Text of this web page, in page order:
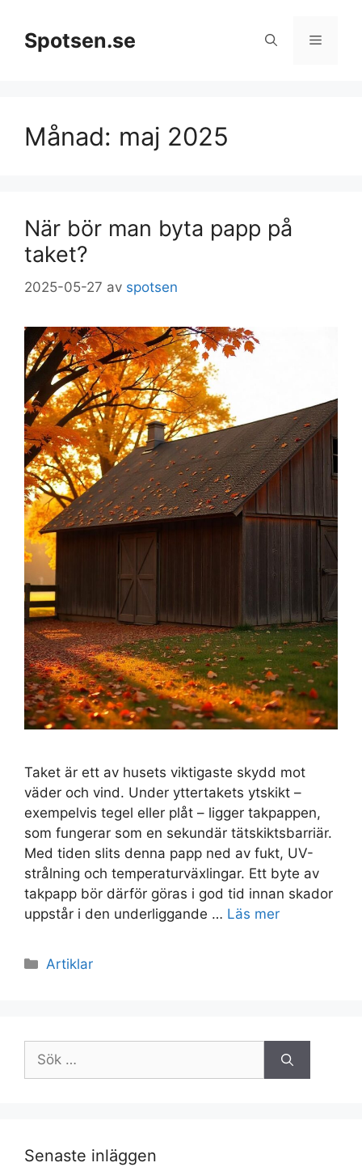
innehållSpotsen.se Meny
Månad: maj 2025
När bör man byta papp på
taket?
2025-05-27 av spotsen
Taket är ett av husets viktigaste skydd mot
väder och vind. Under yttertakets ytskikt –
exempelvis tegel eller plåt – ligger takpappen,
som fungerar som en sekundär tätskiktsbarriär.
Med tiden slits denna papp ned av fukt, UV-
strålning och temperaturväxlingar. Ett byte av
takpapp bör därför göras i god tid innan skador
uppstår i den underliggande … Läs mer
Kategorier
Artiklar
Sök
efter:
Senaste inläggen